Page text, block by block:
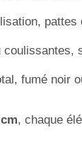
pattes
fumé noir
, chaque